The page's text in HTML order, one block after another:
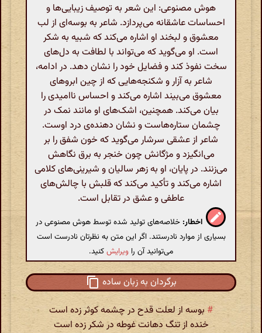
هوش مصنوعی: این شعر به توصیف زیبایی‌ها و
احساسات عاشقانه می‌پردازد. شاعر به بوسه‌ای از لب
معشوق و لبخند او اشاره می‌کند که شبیه به شکر
است. او می‌گوید که می‌تواند با لطافت به دل‌های
سخت نفوذ کند و فضایل خود را نشان دهد. در ادامه،
شاعر به آزار و شکنجه‌هایی که از چین ابروهای
معشوق می‌بیند اشاره می‌کند و احساس ناامیدی را
بیان می‌کند. همچنین، اشک‌های او مانند نمک در
چشمان ستاره‌هاست و نشان دهنده‌ی درد اوست.
شاعر از عشقی سرشار می‌گوید که خون شفق را بر
می‌انگیزد و مژگانش چون خنجر به برق نگاهش
می‌زنند. در پایان، او به زهر سالیان و شیرینی‌های کلامی
اشاره می‌کند و تأکید می‌کند که قلبش با چالش‌های
عاطفی و عشق در تقابل است.
اخطار: خلاصه‌های تولید شده توسط هوش مصنوعی در
بسیاری از موارد نادرستند. اگر این متن به نظرتان نادرست است
می‌توانید آن را ویرایشکنید.
برگردان به زبان ساده
# بوسه از لعلت قدح در چشمه کوثر زده است
خنده از تنگ دهانت غوطه در شکر زده است